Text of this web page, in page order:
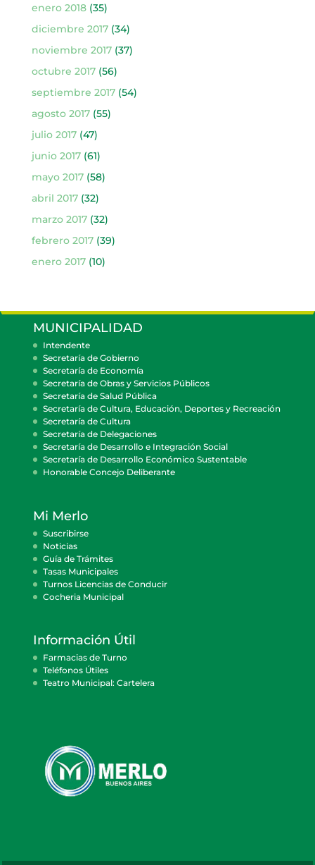
enero 2018(35)
diciembre 2017(34)
noviembre 2017(37)
octubre 2017(56)
septiembre 2017(54)
agosto 2017(55)
julio 2017(47)
junio 2017(61)
mayo 2017(58)
abril 2017(32)
marzo 2017(32)
febrero 2017(39)
enero 2017(10)
MUNICIPALIDAD
Intendente
Secretaría de Gobierno
Secretaría de Economía
Secretaría de Obras y Servicios Públicos
Secretaría de Salud Pública
Secretaría de Cultura, Educación, Deportes y Recreación
Secretaría de Cultura
Secretaría de Delegaciones
Secretaría de Desarrollo e Integración Social
Secretaría de Desarrollo Económico Sustentable
Honorable Concejo Deliberante
Mi Merlo
Suscribirse
Noticias
Guía de Trámites
Tasas Municipales
Turnos Licencias de Conducir
Cocheria Municipal
Información Útil
Farmacias de Turno
Teléfonos Útiles
Teatro Municipal: Cartelera